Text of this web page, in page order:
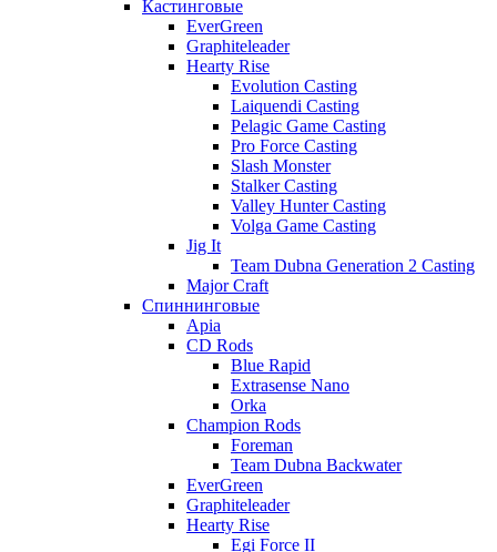
Кастинговые
EverGreen
Graphiteleader
Hearty Rise
Evolution Casting
Laiquendi Casting
Pelagic Game Casting
Pro Force Casting
Slash Monster
Stalker Casting
Valley Hunter Casting
Volga Game Casting
Jig It
Team Dubna Generation 2 Casting
Major Craft
Спиннинговые
Apia
CD Rods
Blue Rapid
Extrasense Nano
Orka
Champion Rods
Foreman
Team Dubna Backwater
EverGreen
Graphiteleader
Hearty Rise
Egi Force II